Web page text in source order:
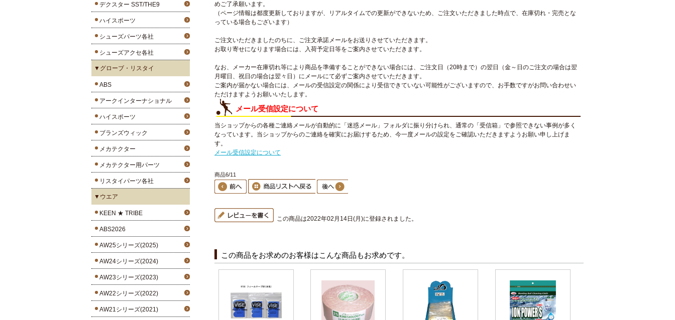
デクスター SST/THE9
ハイスポーツ
シューズパーツ各社
シューズアクセ各社
▼グローブ・リスタイ
ABS
アークインターナショナル
ハイスポーツ
ブランズウィック
メカテクター
メカテクター用パーツ
リスタイパーツ各社
▼ウエア
KEEN ★ TRIBE
ABS2026
AW25シリーズ(2025)
AW24シリーズ(2024)
AW23シリーズ(2023)
AW22シリーズ(2022)
AW21シリーズ(2021)
めご了承願います。
（ページ情報は都度更新しておりますが、リアルタイムでの更新ができないため、ご注文いただきました時点で、在庫切れ・完売とな
っている場合もございます）
ご注文いただきましたのちに、ご注文承諾メールをお送りさせていただきます。
お取り寄せになります場合には、入荷予定日等をご案内させていただきます。
なお、メーカー在庫切れ等により商品を準備することができない場合には、ご注文日（20時まで）の翌日（金～日のご注文の場合は翌
月曜日、祝日の場合は翌々日）にメールにて必ずご案内させていただきます。
ご案内が届かない場合には、メールの受信設定の関係により受信できていない可能性がございますので、お手数ですがお問い合わせい
ただけますようお願いいたします。
メール受信設定について
当ショップからの各種ご連絡メールが自動的に「迷惑メール」フォルダに振り分けられ、通常の「受信箱」で参照できない事例が多く
なっています。当ショップからのご連絡を確実にお届けするため、今一度メールの設定をご確認いただきますようお願い申し上げま
す。
メール受信設定について
商品6/11
この商品は2022年02月14日(月)に登録されました。
この商品をお求めのお客様はこんな商品もお求めです。